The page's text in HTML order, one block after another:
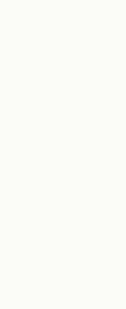
Choisissez,
vélo avec
Qui
L'association
guide officiel